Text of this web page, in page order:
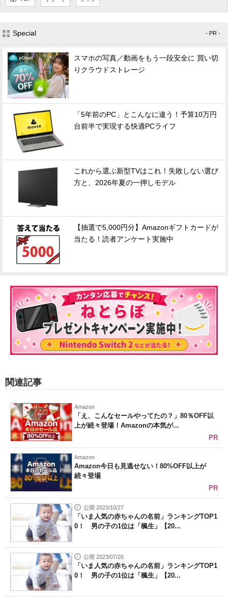
Special - PR -
スマホの写真／動画をもう一段安全に 買い切
りクラウドストレージ
「5年前のPC」とこんなに違う！予算10万円
台前半で実現する快適PCライフ
これから選ぶ新型TVはこれ！失敗しない選び
方と、2026年夏の一押しモデル
【抽選で5,000円分】Amazonギフトカードが
当たる！読者アンケート実施中
関連記事
Amazon
「え、こんなセールやってたの？」80％OFF以
上が続々登場！Amazonの本気が...
PR
Amazon
Amazon今日も見逃せない！80%OFF以上が
続々登場
PR
公開 2023/10/27
「いま人気の赤ちゃんの名前」ランキングTOP1
0！ 男の子の1位は「楓生」【20...
公開 2023/07/26
「いま人気の赤ちゃんの名前」ランキングTOP1
0！ 男の子の1位は「楓生」【20...